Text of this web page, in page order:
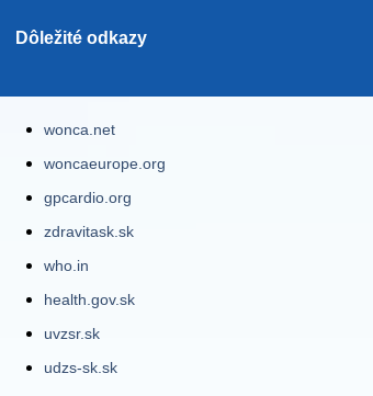
Dôležité odkazy
wonca.net
woncaeurope.org
gpcardio.org
zdravitask.sk
who.in
health.gov.sk
uvzsr.sk
udzs-sk.sk